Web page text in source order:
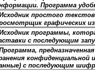
Программа
простого
графических
программы,
с последующим
конфиденциальной
с последующим